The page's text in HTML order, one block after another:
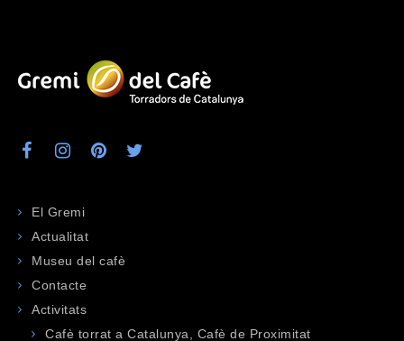
El Gremi
Actualitat
Museu del cafè
Contacte
Activitats
Cafè torrat a Catalunya, Cafè de Proximitat